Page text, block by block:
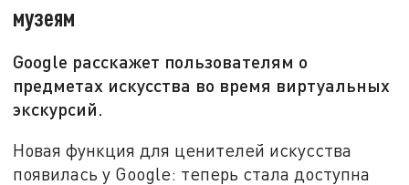
музеям
Google расскажет пользователям о
предметах искусства во время виртуальных
экскурсий.
Новая функция для ценителей искусства
появилась у Google: теперь стала доступна